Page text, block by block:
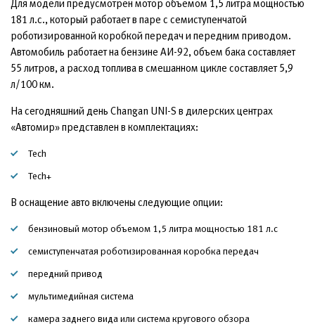
Для модели предусмотрен мотор объемом 1,5 литра мощностью
181 л.с., который работает в паре с семиступенчатой
роботизированной коробкой передач и передним приводом.
Автомобиль работает на бензине АИ-92, объем бака составляет
55 литров, а расход топлива в смешанном цикле составляет 5,9
л/100 км.
На сегодняшний день Changan UNI-S в дилерских центрах
«Автомир» представлен в комплектациях:
Tech
Tech+
В оснащение авто включены следующие опции:
бензиновый мотор объемом 1,5 литра мощностью 181 л.с
семиступенчатая роботизированная коробка передач
передний привод
мультимедийная система
камера заднего вида или система кругового обзора